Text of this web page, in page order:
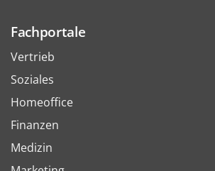
Fachportale
Vertrieb
Soziales
Homeoffice
Finanzen
Medizin